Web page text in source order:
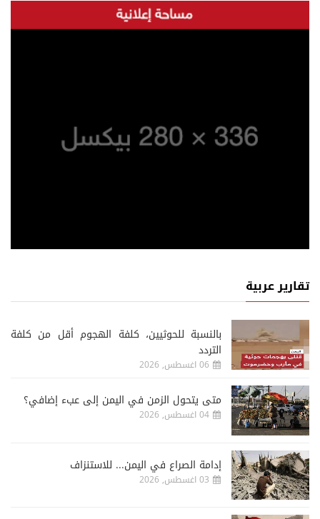
تقارير عربية
‏بالنسبة للحوثيين، كلفة الهجوم أقل من كلفة
التردد
06 اغسطس, 2026
متى يتحول الزمن في اليمن إلى عبء إضافي؟
04 اغسطس, 2026
إدامة الصراع في اليمن... للاستنزاف
03 اغسطس, 2026